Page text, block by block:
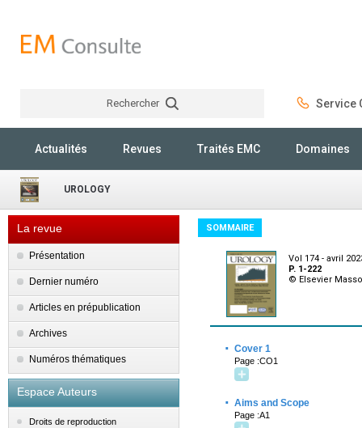
Rechercher Service
Actualités Revues Traités EMC Domaines
UROLOGY
La revue
Présentation
Dernier numéro
Articles en prépublication
Archives
Numéros thématiques
Espace Auteurs
Droits de reproduction
SOMMAIRE
Vol 174 - avril
P. 1-222
© Elsevier
· Cover 1
Page :CO1
· Aims and Scope
Page :A1